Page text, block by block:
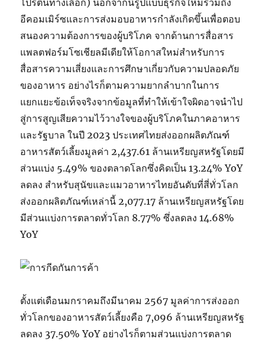
โปรตีนทางเลือก) นอกจากนี้รูปแบบธุรกิจใหม่รวมถึง
อีคอมเมิร์ซและการส่งมอบอาหารกำลังเกิดขึ้นเพื่อตอบ
สนองความต้องการของผู้บริโภค จากด้านการสื่อสาร
แพลตฟอร์มโซเชียลมีเดียให้โอกาสใหม่สำหรับการ
สื่อสารความเสี่ยงและการศึกษาเกี่ยวกับความปลอดภัย
ของอาหาร อย่างไรก็ตามความยากลำบากในการ
แยกแยะข้อเท็จจริงจากข้อมูลที่ทำให้เข้าใจผิดอาจนำไป
สู่การสูญเสียความไว้วางใจของผู้บริโภคในภาคอาหาร
และรัฐบาล ในปี 2023 ประเทศไทยส่งออกผลิตภัณฑ์
อาหารสัตว์เลี้ยงมูลค่า 2,437.61 ล้านเหรียญสหรัฐโดยมี
ส่วนแบ่ง 5.49% ของตลาดโลกซึ่งคิดเป็น 13.24% YoY
ลดลง สำหรับสุนัขและแมวอาหารไทยอันดับที่สี่ทั่วโลก
ส่งออกผลิตภัณฑ์เหล่านี้ 2,077.17 ล้านเหรียญสหรัฐโดย
มีส่วนแบ่งการตลาดทั่วโลก 8.77% ซึ่งลดลง 14.68%
YoY
ตั้งแต่เดือนมกราคมถึงมีนาคม 2567 มูลค่าการส่งออก
ทั่วโลกของอาหารสัตว์เลี้ยงคือ 7,096 ล้านเหรียญสหรัฐ
ลดลง 37.50% YoY อย่างไรก็ตามส่วนแบ่งการตลาด